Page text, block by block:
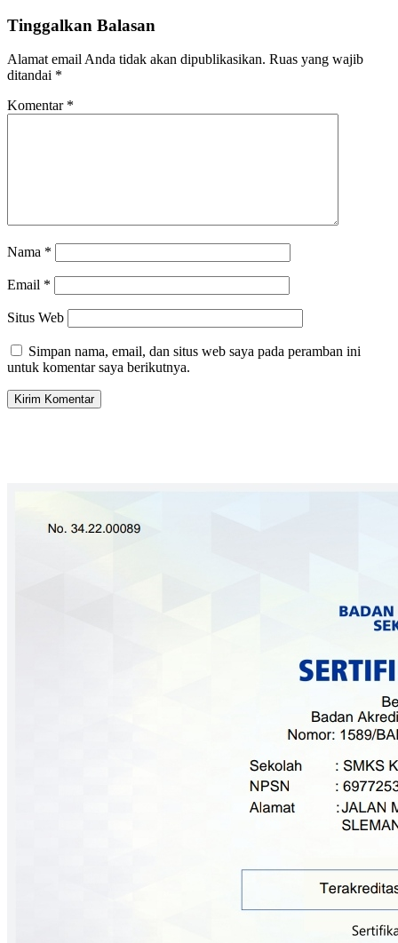
Tinggalkan Balasan
Alamat email Anda tidak akan dipublikasikan. Ruas yang wajib
ditandai *
Komentar *
Nama *
Email *
Situs Web
Simpan nama, email, dan situs web saya pada peramban ini
untuk komentar saya berikutnya.